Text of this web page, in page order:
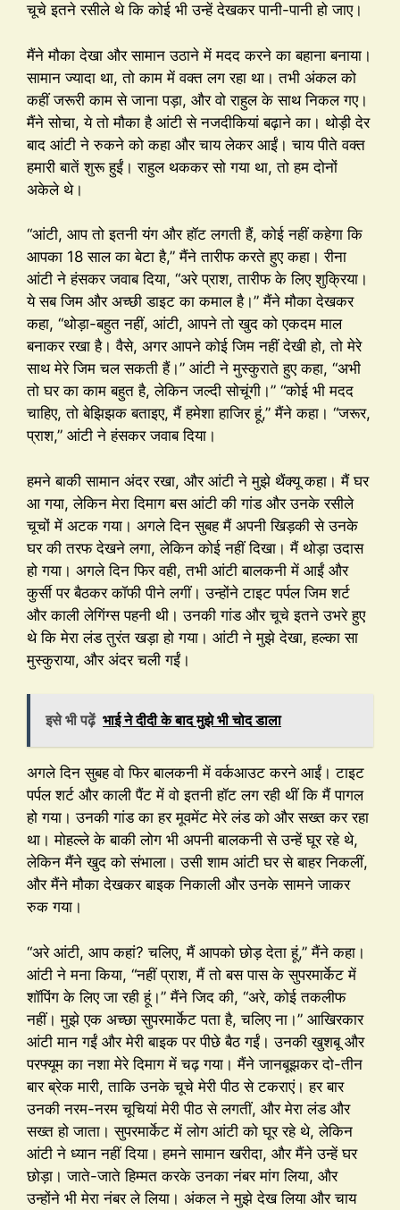
चूचे इतने रसीले थे कि कोई भी उन्हें देखकर पानी-पानी हो जाए।
मैंने मौका देखा और सामान उठाने में मदद करने का बहाना बनाया।
सामान ज्यादा था, तो काम में वक्त लग रहा था। तभी अंकल को
कहीं जरूरी काम से जाना पड़ा, और वो राहुल के साथ निकल गए।
मैंने सोचा, ये तो मौका है आंटी से नजदीकियां बढ़ाने का। थोड़ी देर
बाद आंटी ने रुकने को कहा और चाय लेकर आईं। चाय पीते वक्त
हमारी बातें शुरू हुईं। राहुल थककर सो गया था, तो हम दोनों
अकेले थे।
“आंटी, आप तो इतनी यंग और हॉट लगती हैं, कोई नहीं कहेगा कि
आपका 18 साल का बेटा है,” मैंने तारीफ करते हुए कहा। रीना
आंटी ने हंसकर जवाब दिया, “अरे प्राश, तारीफ के लिए शुक्रिया।
ये सब जिम और अच्छी डाइट का कमाल है।” मैंने मौका देखकर
कहा, “थोड़ा-बहुत नहीं, आंटी, आपने तो खुद को एकदम माल
बनाकर रखा है। वैसे, अगर आपने कोई जिम नहीं देखी हो, तो मेरे
साथ मेरे जिम चल सकती हैं।” आंटी ने मुस्कुराते हुए कहा, “अभी
तो घर का काम बहुत है, लेकिन जल्दी सोचूंगी।” “कोई भी मदद
चाहिए, तो बेझिझक बताइए, मैं हमेशा हाजिर हूं,” मैंने कहा। “जरूर,
प्राश,” आंटी ने हंसकर जवाब दिया।
हमने बाकी सामान अंदर रखा, और आंटी ने मुझे थैंक्यू कहा। मैं घर
आ गया, लेकिन मेरा दिमाग बस आंटी की गांड और उनके रसीले
चूचों में अटक गया। अगले दिन सुबह मैं अपनी खिड़की से उनके
घर की तरफ देखने लगा, लेकिन कोई नहीं दिखा। मैं थोड़ा उदास
हो गया। अगले दिन फिर वही, तभी आंटी बालकनी में आईं और
कुर्सी पर बैठकर कॉफी पीने लगीं। उन्होंने टाइट पर्पल जिम शर्ट
और काली लेगिंग्स पहनी थी। उनकी गांड और चूचे इतने उभरे हुए
थे कि मेरा लंड तुरंत खड़ा हो गया। आंटी ने मुझे देखा, हल्का सा
मुस्कुराया, और अंदर चली गईं।
इसे भी पढ़ें भाई ने दीदी के बाद मुझे भी चोद डाला
अगले दिन सुबह वो फिर बालकनी में वर्कआउट करने आईं। टाइट
पर्पल शर्ट और काली पैंट में वो इतनी हॉट लग रही थीं कि मैं पागल
हो गया। उनकी गांड का हर मूवमेंट मेरे लंड को और सख्त कर रहा
था। मोहल्ले के बाकी लोग भी अपनी बालकनी से उन्हें घूर रहे थे,
लेकिन मैंने खुद को संभाला। उसी शाम आंटी घर से बाहर निकलीं,
और मैंने मौका देखकर बाइक निकाली और उनके सामने जाकर
रुक गया।
“अरे आंटी, आप कहां? चलिए, मैं आपको छोड़ देता हूं,” मैंने कहा।
आंटी ने मना किया, “नहीं प्राश, मैं तो बस पास के सुपरमार्केट में
शॉपिंग के लिए जा रही हूं।” मैंने जिद की, “अरे, कोई तकलीफ
नहीं। मुझे एक अच्छा सुपरमार्केट पता है, चलिए ना।” आखिरकार
आंटी मान गईं और मेरी बाइक पर पीछे बैठ गईं। उनकी खुशबू और
परफ्यूम का नशा मेरे दिमाग में चढ़ गया। मैंने जानबूझकर दो-तीन
बार ब्रेक मारी, ताकि उनके चूचे मेरी पीठ से टकराएं। हर बार
उनकी नरम-नरम चूचियां मेरी पीठ से लगतीं, और मेरा लंड और
सख्त हो जाता। सुपरमार्केट में लोग आंटी को घूर रहे थे, लेकिन
आंटी ने ध्यान नहीं दिया। हमने सामान खरीदा, और मैंने उन्हें घर
छोड़ा। जाते-जाते हिम्मत करके उनका नंबर मांग लिया, और
उन्होंने भी मेरा नंबर ले लिया। अंकल ने मुझे देख लिया और चाय